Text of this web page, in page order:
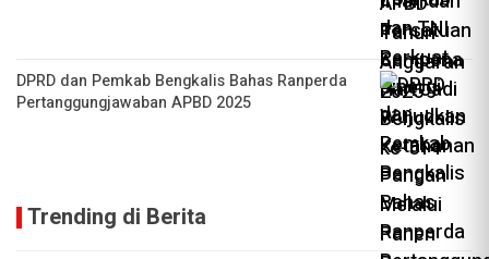
DPRD dan Pemkab Bengkalis Bahas Ranperda
Pertanggungjawaban APBD 2025
Trending di Berita